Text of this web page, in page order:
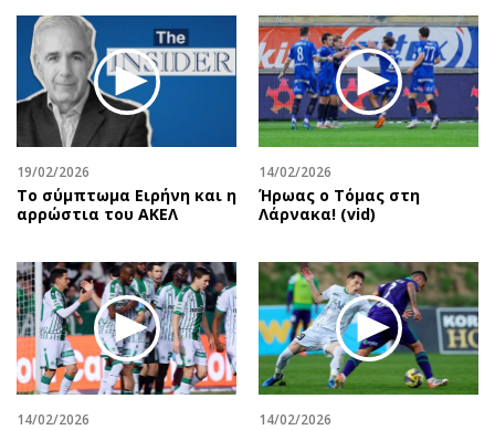
19/02/2026
Το σύμπτωμα Ειρήνη και η
αρρώστια του ΑΚΕΛ
14/02/2026
Ήρωας ο Τόμας στη
Λάρνακα! (vid)
14/02/2026 14/02/2026